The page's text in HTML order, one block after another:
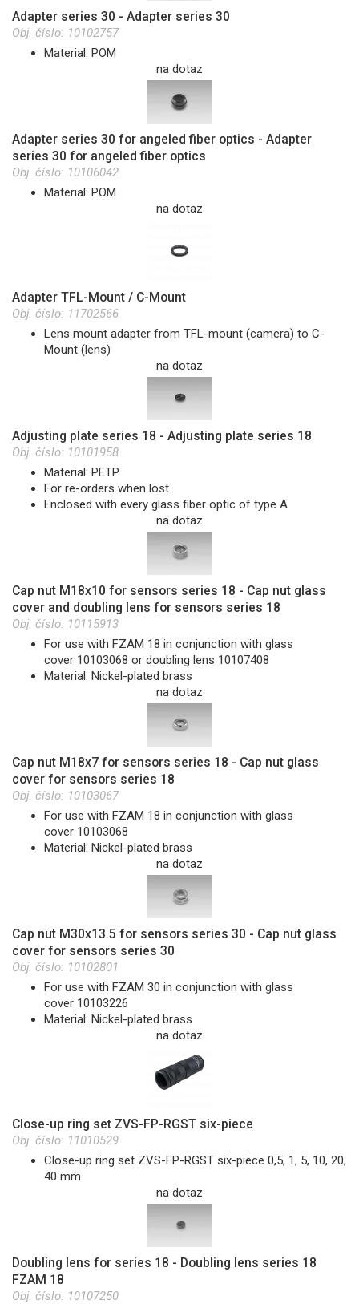
Adapter series 30 - Adapter series 30
Obj. číslo: 10102757
Material: POM
na dotaz
Adapter series 30 for angeled fiber optics - Adapter
series 30 for angeled fiber optics
Obj. číslo: 10106042
Material: POM
na dotaz
Adapter TFL-Mount / C-Mount
Obj. číslo: 11702566
Lens mount adapter from TFL-mount (camera) to C-
Mount (lens)
na dotaz
Adjusting plate series 18 - Adjusting plate series 18
Obj. číslo: 10101958
Material: PETP
For re-orders when lost
Enclosed with every glass fiber optic of type A
na dotaz
Cap nut M18x10 for sensors series 18 - Cap nut glass
cover and doubling lens for sensors series 18
Obj. číslo: 10115913
For use with FZAM 18 in conjunction with glass
cover 10103068 or doubling lens 10107408
Material: Nickel-plated brass
na dotaz
Cap nut M18x7 for sensors series 18 - Cap nut glass
cover for sensors series 18
Obj. číslo: 10103067
For use with FZAM 18 in conjunction with glass
cover 10103068
Material: Nickel-plated brass
na dotaz
Cap nut M30x13.5 for sensors series 30 - Cap nut glass
cover for sensors series 30
Obj. číslo: 10102801
For use with FZAM 30 in conjunction with glass
cover 10103226
Material: Nickel-plated brass
na dotaz
Close-up ring set ZVS-FP-RGST six-piece
Obj. číslo: 11010529
Close-up ring set ZVS-FP-RGST six-piece 0,5, 1, 5, 10, 20,
40 mm
na dotaz
Doubling lens for series 18 - Doubling lens series 18
FZAM 18
Obj. číslo: 10107250